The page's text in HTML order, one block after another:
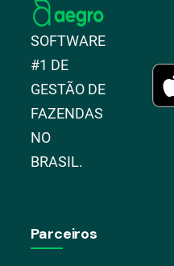
SOFTWARE
#1 DE
GESTÃO DE
FAZENDAS
NO
BRASIL.
Parceiros